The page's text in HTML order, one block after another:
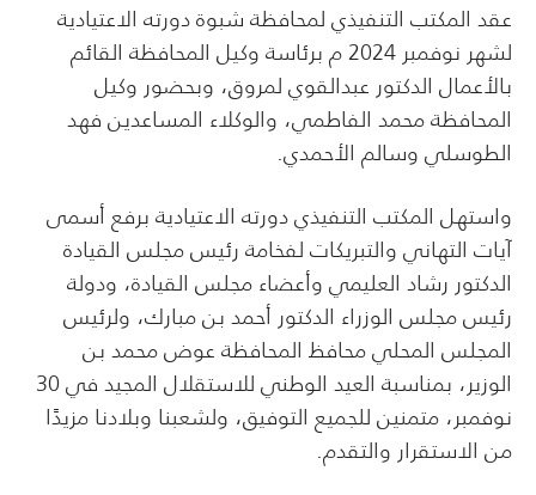
عقد المكتب التنفيذي لمحافظة شبوة دورته الاعتيادية
لشهر نوفمبر 2024 م برئاسة وكيل المحافظة القائم
بالأعمال الدكتور عبدالقوي لمروق، وبحضور وكيل
المحافظة محمد الفاطمي، والوكلاء المساعدين فهد
الطوسلي وسالم الأحمدي.
واستهل المكتب التنفيذي دورته الاعتيادية برفع أسمى
آيات التهاني والتبريكات لفخامة رئيس مجلس القيادة
الدكتور رشاد العليمي وأعضاء مجلس القيادة، ودولة
رئيس مجلس الوزراء الدكتور أحمد بن مبارك، ولرئيس
المجلس المحلي محافظ المحافظة عوض محمد بن
الوزير، بمناسبة العيد الوطني للاستقلال المجيد في 30
نوفمبر، متمنين للجميع التوفيق، ولشعبنا وبلادنا مزيدًا
من الاستقرار والتقدم.